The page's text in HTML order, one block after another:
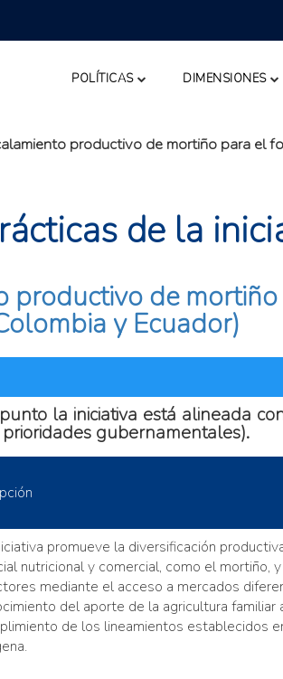
POLÍTICAS DIMENSIONES
productivo de mortiño para el
de la
productivo de
y Ecuador)
la iniciativa está alineada
gubernamentales).
promueve la diversificación
nutricional y comercial, como el
mediante el acceso a mercados
del aporte de la agricultura
de los lineamientos establecidos